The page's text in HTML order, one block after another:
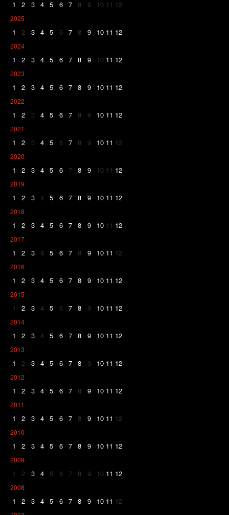
1 2 3 4 5 6 7 8 9 10 11 12
2025
1 2 3 4 5 6 7 8 9 10 11 12
2024
1 2 3 4 5 6 7 8 9 10 11 12
2023
1 2 3 4 5 6 7 8 9 10 11 12
2022
1 2 3 4 5 6 7 8 9 10 11 12
2021
1 2 3 4 5 6 7 8 9 10 11 12
2020
1 2 3 4 5 6 7 8 9 10 11 12
2019
1 2 3 4 5 6 7 8 9 10 11 12
2018
1 2 3 4 5 6 7 8 9 10 11 12
2017
1 2 3 4 5 6 7 8 9 10 11 12
2016
1 2 3 4 5 6 7 8 9 10 11 12
2015
1 2 3 4 5 6 7 8 9 10 11 12
2014
1 2 3 4 5 6 7 8 9 10 11 12
2013
1 2 3 4 5 6 7 8 9 10 11 12
2012
1 2 3 4 5 6 7 8 9 10 11 12
2011
1 2 3 4 5 6 7 8 9 10 11 12
2010
1 2 3 4 5 6 7 8 9 10 11 12
2009
1 2 3 4 5 6 7 8 9 10 11 12
2008
1 2 3 4 5 6 7 8 9 10 11 12